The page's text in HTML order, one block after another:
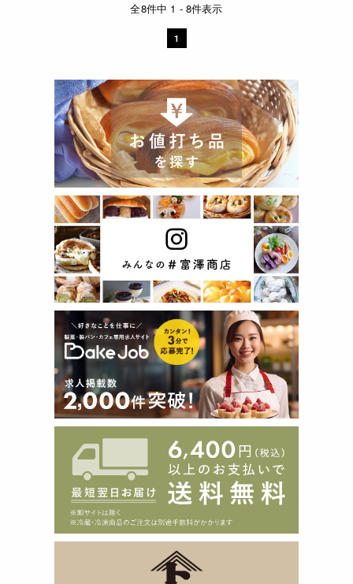
全8件中 1 - 8件表示
1